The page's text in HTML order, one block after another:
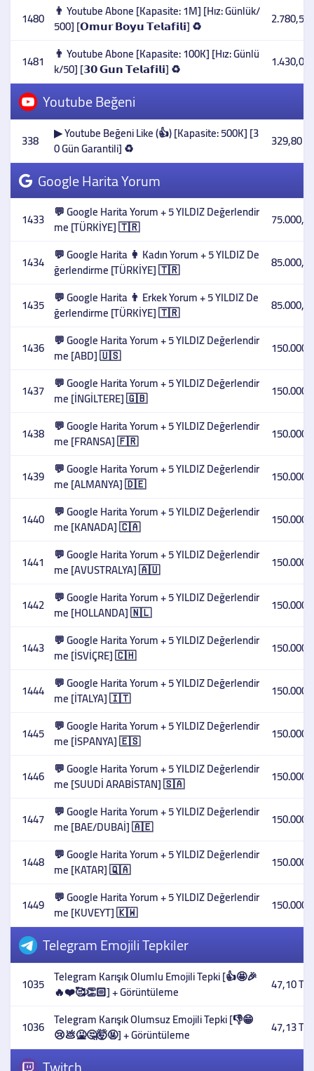
1480 👨 Youtube Abone [Kapasite: 1M] [Hız: Günlük/
500] [𝗢𝗺𝘂𝗿 𝗕𝗼𝘆𝘂 𝗧𝗲𝗹𝗮𝗳𝗶𝗹𝗶] ♻️ 2.780,57
1481 👨 Youtube Abone [Kapasite: 100K] [Hız: Günlü
k/50] [𝟯𝟬 𝗚𝘂𝗻 𝗧𝗲𝗹𝗮𝗳𝗶𝗹𝗶] ♻️ 1.430,00
Youtube Beğeni
338 ▶ Youtube Beğeni Like (👍) [Kapasite: 500K] [3
0 Gün Garantili] ♻️ 329,80 TL
Google Harita Yorum
1433 💬 Google Harita Yorum + 5 YILDIZ Değerlendir
me [TÜRKİYE] 🇹🇷
1434 💬 Google Harita 👩 Kadın Yorum + 5 YILDIZ De
ğerlendirme [TÜRKİYE] 🇹🇷
1435 💬 Google Harita 👨 Erkek Yorum + 5 YILDIZ De
ğerlendirme [TÜRKİYE] 🇹🇷
1436 💬 Google Harita Yorum + 5 YILDIZ Değerlendir
me [ABD] 🇺🇸
1437 💬 Google Harita Yorum + 5 YILDIZ Değerlendir
me [İNGİLTERE] 🇬🇧
1438 💬 Google Harita Yorum + 5 YILDIZ Değerlendir
me [FRANSA] 🇫🇷
1439 💬 Google Harita Yorum + 5 YILDIZ Değerlendir
me [ALMANYA] 🇩🇪
1440 💬 Google Harita Yorum + 5 YILDIZ Değerlendir
me [KANADA] 🇨🇦
1441 💬 Google Harita Yorum + 5 YILDIZ Değerlendir
me [AVUSTRALYA] 🇦🇺
1442 💬 Google Harita Yorum + 5 YILDIZ Değerlendir
me [HOLLANDA] 🇳🇱
1443 💬 Google Harita Yorum + 5 YILDIZ Değerlendir
me [İSVİÇRE] 🇨🇭
1444 💬 Google Harita Yorum + 5 YILDIZ Değerlendir
me [İTALYA] 🇮🇹
1445 💬 Google Harita Yorum + 5 YILDIZ Değerlendir
me [İSPANYA] 🇪🇸
1446 💬 Google Harita Yorum + 5 YILDIZ Değerlendir
me [SUUDİ ARABİSTAN] 🇸🇦
1447 💬 Google Harita Yorum + 5 YILDIZ Değerlendir
me [BAE/DUBAİ] 🇦🇪
1448 💬 Google Harita Yorum + 5 YILDIZ Değerlendir
me [KATAR] 🇶🇦
1449 💬 Google Harita Yorum + 5 YILDIZ Değerlendir
me [KUVEYT] 🇰🇼
Telegram Emojili Tepkiler
1035 Telegram Karışık Olumlu Emojili Tepki [👍🤩🎉
🔥❤️🥰👏🏻] + Görüntüleme 47,10 TL
1036 Telegram Karışık Olumsuz Emojili Tepki [👎😁
😢💩🤮🤔🤯🤬] + Görüntüleme 47,13 TL